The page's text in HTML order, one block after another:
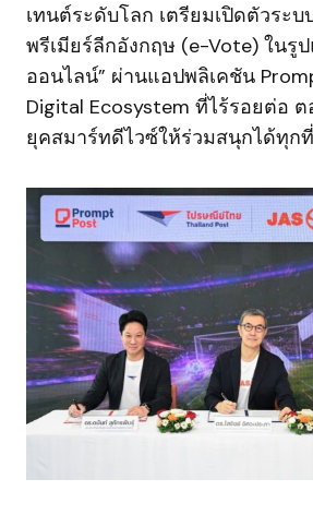
เทนต์ระดับโลก เตรียมเปิดตัวระ
พรีเมียร์ลีกอังกฤษ (e-Vote) ในรู
ออนไลน์” ผ่านแอปพลิเคชัน
Digital Ecosystem ที่ไร้รอยต่อ
ยุคสมาร์ทดีไวซ์ให้ร่วมสนุกได้ทุก